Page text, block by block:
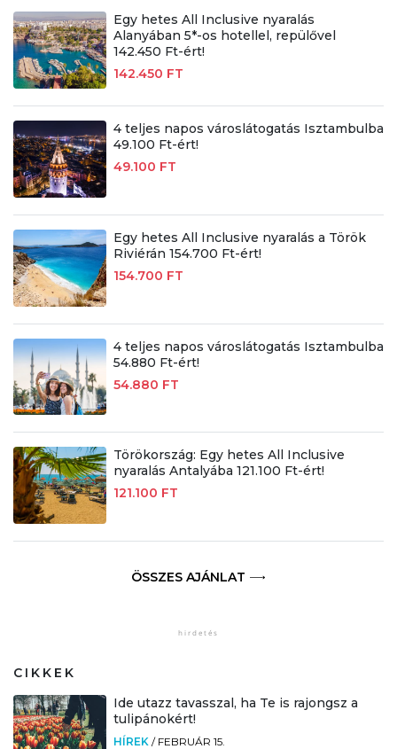
Egy hetes All Inclusive nyaralás
Alanyában 5*-os hotellel, repülővel
142.450 Ft-ért!
142.450 FT
4 teljes napos városlátogatás Isztambulba
49.100 Ft-ért!
49.100 FT
Egy hetes All Inclusive nyaralás a Török
Riviérán 154.700 Ft-ért!
154.700 FT
4 teljes napos városlátogatás Isztambulba
54.880 Ft-ért!
54.880 FT
Törökország: Egy hetes All Inclusive
nyaralás Antalyába 121.100 Ft-ért!
121.100 FT
ÖSSZES AJÁNLAT
CIKKEK
Ide utazz tavasszal, ha Te is rajongsz a
tulipánokért!
HÍREK / FEBRUÁR 15.